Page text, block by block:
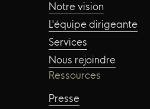
Notre vision
L'équipe dirigeante
Services
Nous rejoindre
Ressources
Presse